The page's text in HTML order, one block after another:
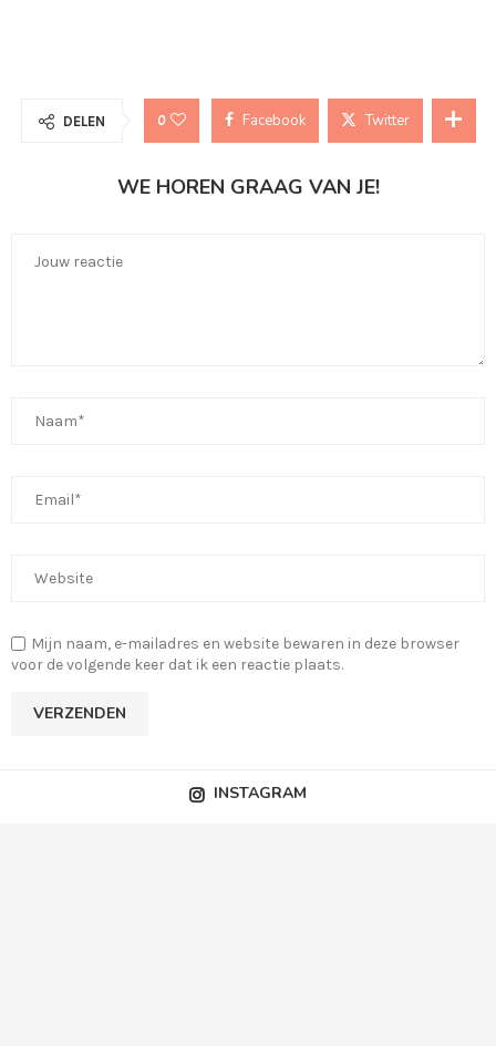
DELEN 0 Facebook Twitter
WE HOREN GRAAG VAN JE!
Mijn naam, e-mailadres en website bewaren in deze browser
voor de volgende keer dat ik een reactie plaats.
INSTAGRAM